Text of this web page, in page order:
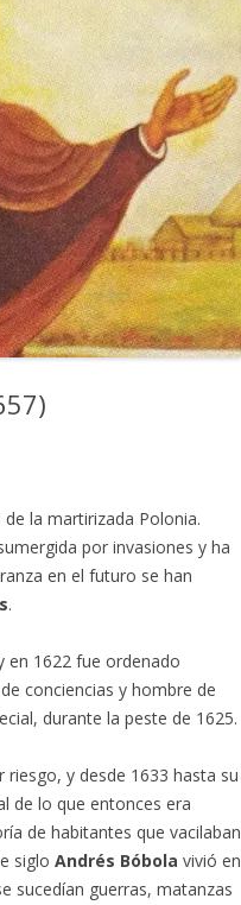
la martirizada Polonia.
por invasiones y ha
en el futuro se han
.
en 1622 fue ordenado
conciencias y hombre de
durante la peste de 1625.
y desde 1633 hasta su
de lo que entonces era
de habitantes que vacilaban
siglo Andrés Bóbola vivió en
sucedían guerras, matanzas